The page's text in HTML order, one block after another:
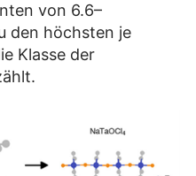
von 6.6–
den höchsten je
Klasse der